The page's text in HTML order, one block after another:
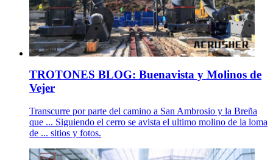
TROTONES BLOG: Buenavista y Molinos de
Vejer
Transcurre por parte del camino a San Ambrosio y la Breña
que ... Siguiendo el cerro se avista el ultimo molino de la loma
de ... sitios y fotos.